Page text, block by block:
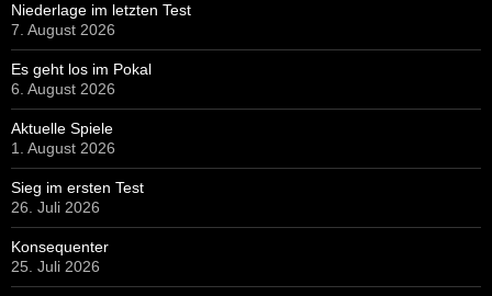
Niederlage im letzten Test
7. August 2026
Es geht los im Pokal
6. August 2026
Aktuelle Spiele
1. August 2026
Sieg im ersten Test
26. Juli 2026
Konsequenter
25. Juli 2026